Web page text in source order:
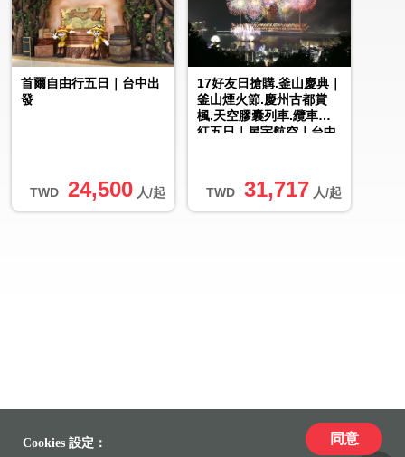
TWD 24,500 人/起
首爾自由行五日｜台中出
發
TWD 31,717 人/起
17好友日搶購.釜山慶典｜
釜山煙火節.慶州古都賞
楓.天空膠囊列車.纜車楓
紅五日｜星宇航空｜台中
Cookies 設定： 同意